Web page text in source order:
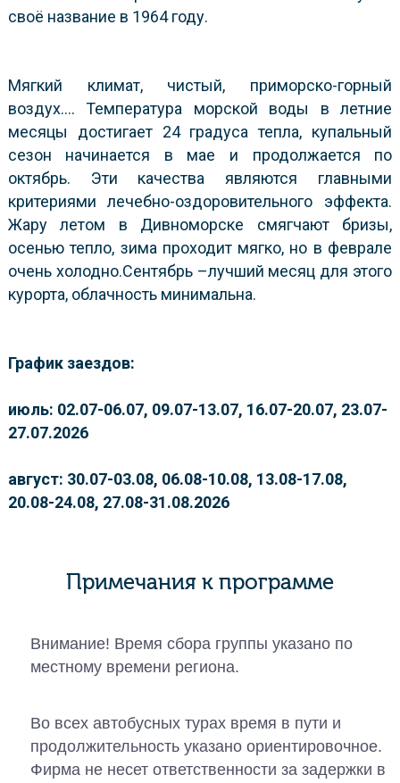
своё название в 1964 году.
Мягкий климат, чистый, приморско-горный
воздух…. Температура морской воды в летние
месяцы достигает 24 градуса тепла, купальный
сезон начинается в мае и продолжается по
октябрь. Эти качества являются главными
критериями лечебно-оздоровительного эффекта.
Жару летом в Дивноморске смягчают бризы,
осенью тепло, зима проходит мягко, но в феврале
очень холодно.Сентябрь –лучший месяц для этого
курорта, облачность минимальна.
График заездов:
июль: 02.07-06.07, 09.07-13.07, 16.07-20.07, 23.07-
27.07.2026
август: 30.07-03.08, 06.08-10.08, 13.08-17.08,
20.08-24.08, 27.08-31.08.2026
Примечания к программе
Внимание! Время сбора группы указано по
местному времени региона.
Во всех автобусных турах время в пути и
продолжительность указано ориентировочное.
Фирма не несет ответственности за задержки в